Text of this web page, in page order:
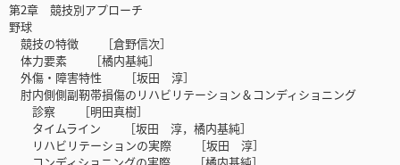
第2章 競技別アプローチ
野球
競技の特徴 ［倉野信次］
体力要素 ［橘内基純］
外傷・障害特性 ［坂田 淳］
肘内側側副靭帯損傷のリハビリテーション＆コンディショニング
診察 ［明田真樹］
タイムライン ［坂田 淳，橘内基純］
リハビリテーションの実際 ［坂田 淳］